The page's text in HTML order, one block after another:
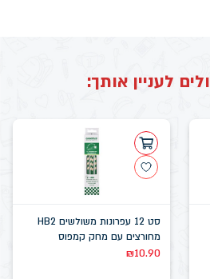
לעניין אותך:
סט 12 עפרונות משולשים HB2
מחורצים עם מחק קמפוס
₪10.90